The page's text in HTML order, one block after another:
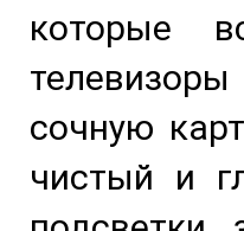
которые
сочную
чистый и